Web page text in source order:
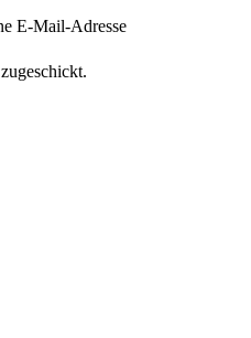
E-Mail-Adresse